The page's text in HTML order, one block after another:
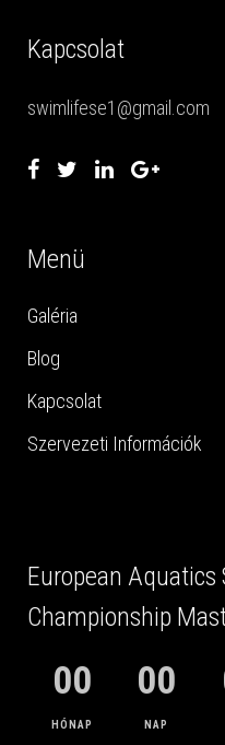
Kapcsolat
swimlifese1@gmail.com
Menü
Galéria
Blog
Kapcsolat
Szervezeti Információk
European Aquatics
Championship
00
HÓNAP
00
NAP